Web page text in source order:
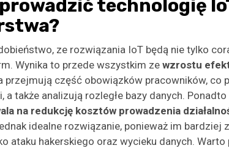
technologię
ze rozwiązania IoT będą nie tylko
Wynika to przede wszystkim zewzrostu
przejmują część obowiązków pracowników, co
a także analizują rozległe bazy danych.
na redukcję kosztów prowadzenia
idealne rozwiązanie, ponieważ im bardziej
ataku hakerskiego oraz wycieku danych.